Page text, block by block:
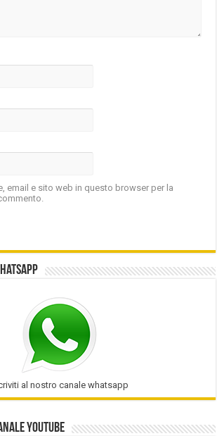
email e sito web in questo browser per la
al nostro canale whatsapp
Youtube